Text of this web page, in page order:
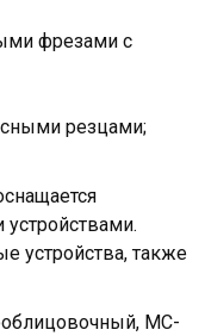
фрезами с
резцами;
устройства, также
МС-